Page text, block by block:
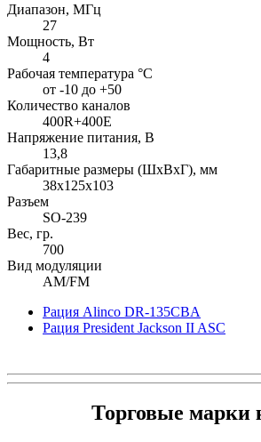
Диапазон, МГц
27
Мощность, Вт
4
Рабочая температура °С
от -10 до +50
Количество каналов
400R+400E
Напряжение питания, В
13,8
Габаритные размеры (ШхВхГ), мм
38x125x103
Разъем
SO-239
Вес, гр.
700
Вид модуляции
AM/FM
Рация Alinco DR-135CBA
Рация President Jackson II ASC
Торговые марки